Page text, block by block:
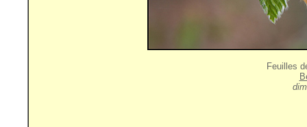
Feuilles